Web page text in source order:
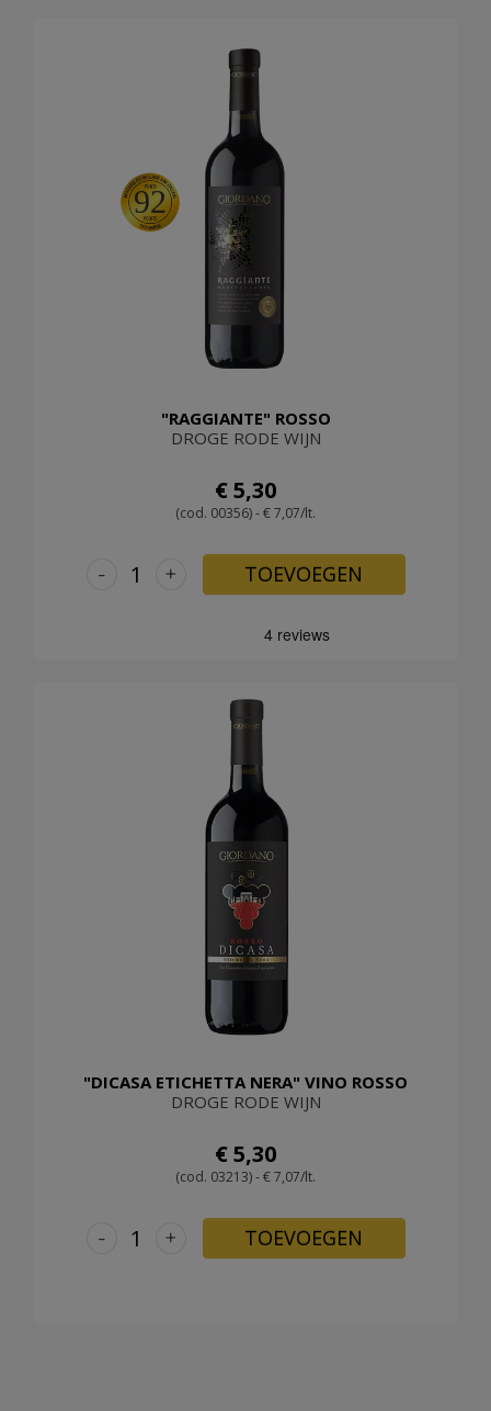
92
"RAGGIANTE" ROSSO
DROGE RODE WIJN
€ 5,30
(cod. 00356) - € 7,07/lt.
+
- TOEVOEGEN
"DICASA ETICHETTA NERA" VINO ROSSO
DROGE RODE WIJN
€ 5,30
(cod. 03213) - € 7,07/lt.
+
- TOEVOEGEN